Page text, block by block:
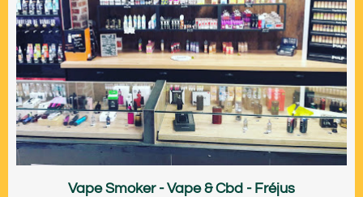
Vape Smoker - Vape & Cbd - Fréjus